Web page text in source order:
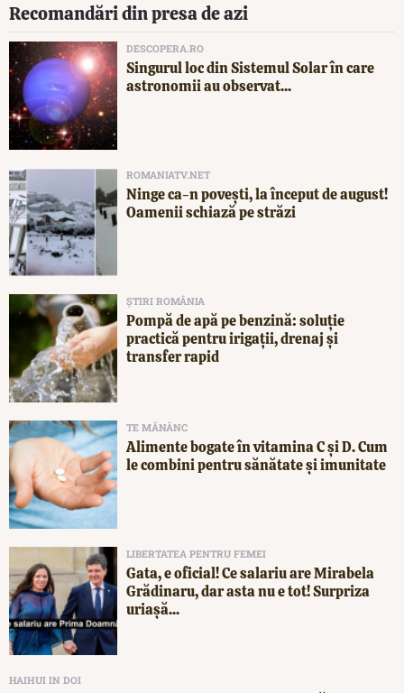
Recomandări din presa de azi
DESCOPERA.RO
Singurul loc din Sistemul Solar în care
astronomii au observat...
ROMANIATV.NET
Ninge ca-n povești, la început de august!
Oamenii schiază pe străzi
ȘTIRI ROMÂNIA
Pompă de apă pe benzină: soluție
practică pentru irigații, drenaj și
transfer rapid
TE MĂNÂNC
Alimente bogate în vitamina C și D. Cum
le combini pentru sănătate și imunitate
LIBERTATEA PENTRU FEMEI
Gata, e oficial! Ce salariu are Mirabela
Grădinaru, dar asta nu e tot! Surpriza
uriașă...
HAIHUI IN DOI